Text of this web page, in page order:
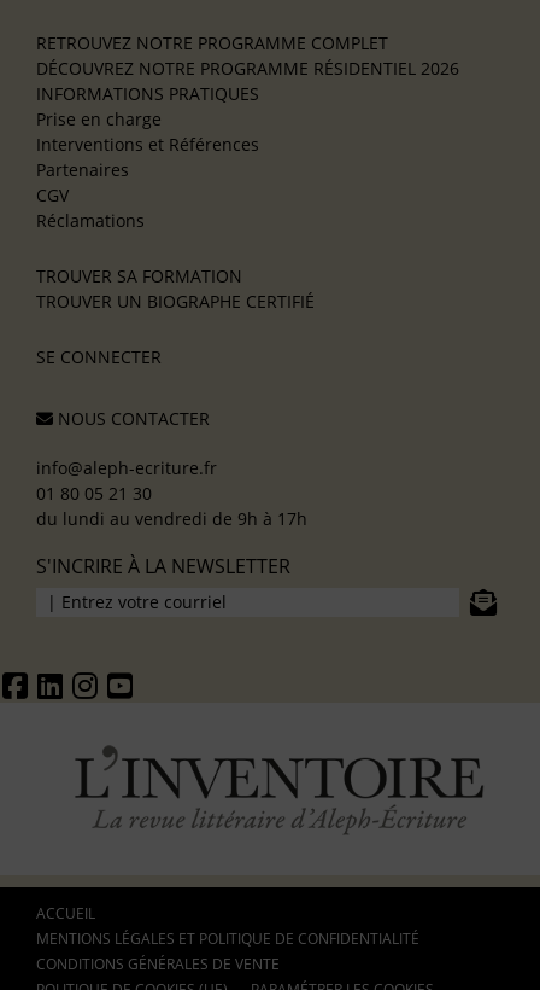
RETROUVEZ NOTRE PROGRAMME COMPLET
DÉCOUVREZ NOTRE PROGRAMME RÉSIDENTIEL 2026
INFORMATIONS PRATIQUES
Prise en charge
Interventions et Références
Partenaires
CGV
Réclamations
TROUVER SA FORMATION
TROUVER UN BIOGRAPHE CERTIFIÉ
SE CONNECTER
NOUS CONTACTER
info@aleph-ecriture.fr
01 80 05 21 30
du lundi au vendredi de 9h à 17h
S'INCRIRE À LA NEWSLETTER
ACCUEIL
MENTIONS LÉGALES ET POLITIQUE DE CONFIDENTIALITÉ
CONDITIONS GÉNÉRALES DE VENTE